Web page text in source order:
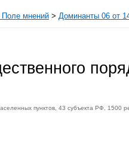
мнений > Доминанты 06 от
пунктов, 43 субъекта РФ, 1500